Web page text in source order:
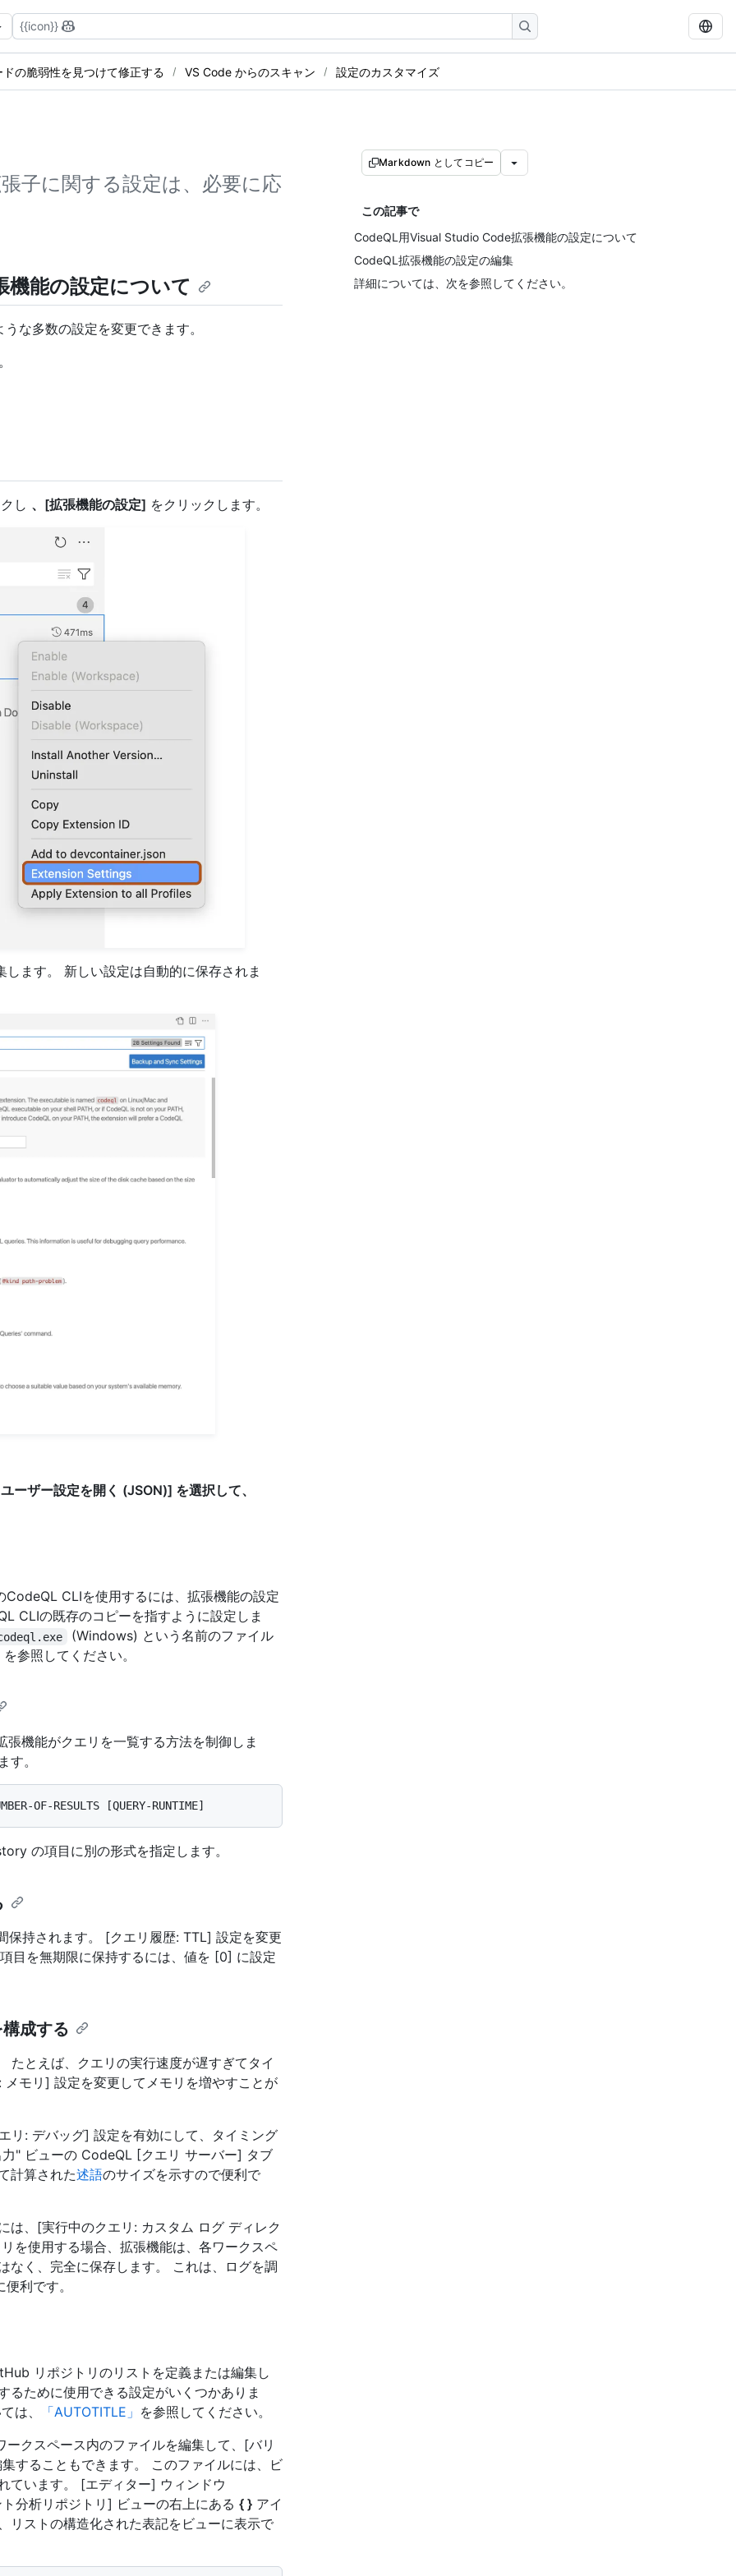
{{icon}}
ドの脆弱性を見つけて修正する VS Code からのスキャン 設定のカスタマイズ
子に関する設定は、必要に応
Markdown としてコピー
この記事で
CodeQL用Visual Studio Code拡張機能の設定について
CodeQL拡張機能の設定の編集
詳細については、次を参照してください。
能の設定について
な多数の設定を変更できます。
し 、[拡張機能の設定] をクリックします。
ます。 新しい設定は自動的に保存されま
ユーザー設定を開く (JSON)] を選択して、
CLIを使用するには、拡張機能の設定
CLIの既存のコピーを指すように設定しま
(Windows) という名前のファイル
を参照してください。
機能がクエリを一覧する方法を制御しま
。
の項目に別の形式を指定します。
持されます。 [クエリ履歴: TTL] 設定を変更
目を無期限に保持するには、値を [0] に設定
成する
とえば、クエリの実行速度が遅すぎてタイ
モリ] 設定を変更してメモリを増やすことが
リ: デバッグ] 設定を有効にして、タイミング
" ビューの CodeQL [クエリ サーバー] タブ
計算された述語のサイズを示すので便利で
は、[実行中のクエリ: カスタム ログ ディレク
を使用する場合、拡張機能は、各ワークスペ
なく、完全に保存します。 これは、ログを調
利です。
リポジトリのリストを定義または編集し
ために使用できる設定がいくつかありま
は、
「AUTOTITLE」 を参照してください。
ークスペース内のファイルを編集して、[バリ
することもできます。 このファイルには、ビ
ています。 [エディター] ウィンドウ
分析リポジトリ] ビューの右上にある { }アイ
リストの構造化された表記をビューに表示で